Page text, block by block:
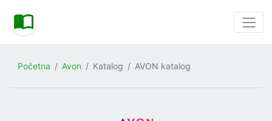
Početna Avon Katalog AVON katalog